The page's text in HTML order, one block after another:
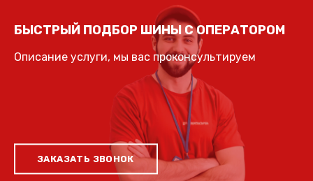
БЫСТРЫЙ ПОДБОР ШИНЫ С ОПЕРАТОРОМ
Описание услуги, мы вас проконсультируем
ЗАКАЗАТЬ ЗВОНОК